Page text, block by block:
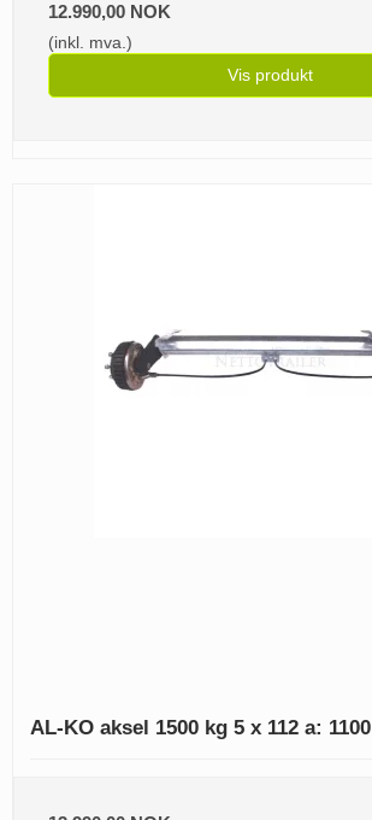
12.990,00 NOK
(inkl. mva.)
Vis produkt
AL-KO aksel 1500 kg 5 x 112 a: